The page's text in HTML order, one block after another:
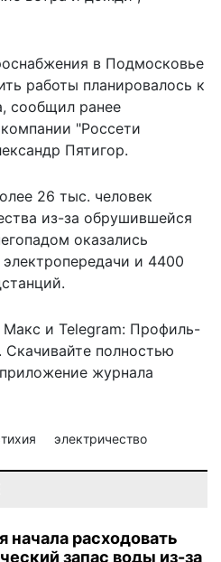
в Подмосковье
работы планировалось к
сообщил ранее
"Россети
Пятигор.
26 тыс. человек
из-за обрушившейся
оказались
и 4400
Макс и Telegram: Профиль-
. Скачивайте полностью
приложение журнала
электричество
начала расходовать
запас воды из-за